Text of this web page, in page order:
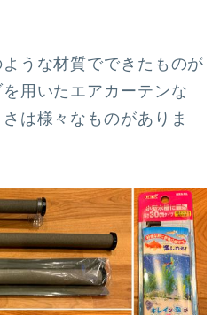
うな材質でできたものが
用いたエアカーテンな
は様々なものがありま